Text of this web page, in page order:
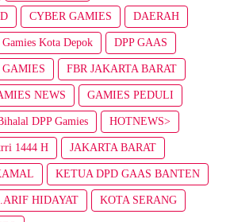
CYBER GAMIES DAERAH
Kota Depok DPP GAAS
GAMIES FBR JAKARTA BARAT
NEWS GAMIES PEDULI
DPP Gamies HOTNEWS>
1444 H JAKARTA BARAT
KETUA DPD GAAS BANTEN
HIDAYAT KOTA SERANG